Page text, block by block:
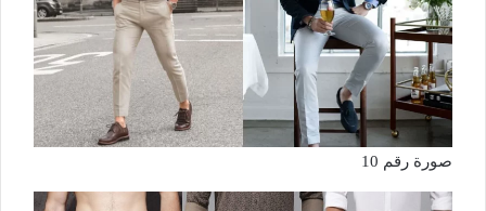
صورة رقم 10